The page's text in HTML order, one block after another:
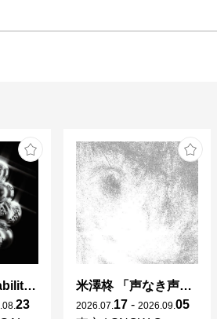
Ｏシ
ルズ、
ックス
文化セ
MEMOKA ; Stability is Temporary
.08.23
米澤柊 「声なき声のキャラクター」
2026.07.17 - 2026.09.05